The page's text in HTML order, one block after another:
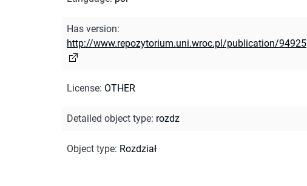
Has version:
http://www.repozytorium.uni.wroc.pl/publication/94925
License: OTHER
Detailed object type: rozdz
Object type: Rozdział